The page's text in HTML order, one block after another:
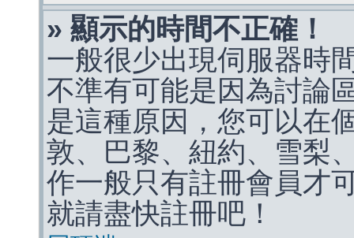
» 顯示的時間不正確！
一般很少出現伺服器時
不準有可能是因為討論
是這種原因，您可以在
敦、巴黎、紐約、雪梨
作一般只有註冊會員才
就請盡快註冊吧！